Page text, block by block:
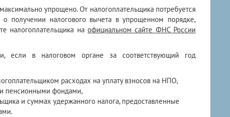
упрощено. От налогоплательщика потребуется
о получении налогового вычета в упрощенном порядке,
налогоплательщика наофициальном сайте ФНС России
если в налоговом органе за соответствующий год
расходах на уплату взносов на НПО,
пенсионными фондами,
и суммах удержанного налога, предоставленные